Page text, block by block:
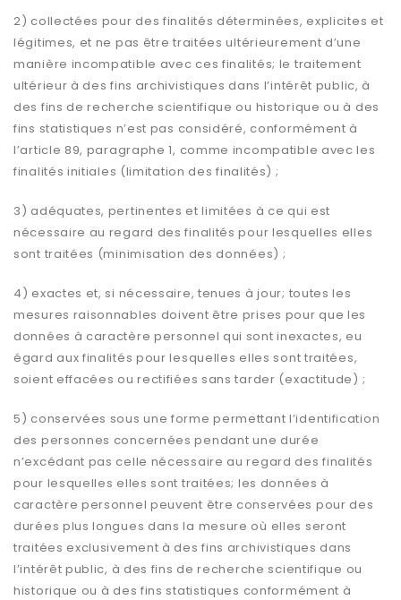
2) collectées pour des finalités déterminées, explicites et
légitimes, et ne pas être traitées ultérieurement d’une
manière incompatible avec ces finalités; le traitement
ultérieur à des fins archivistiques dans l’intérêt public, à
des fins de recherche scientifique ou historique ou à des
fins statistiques n’est pas considéré, conformément à
l’article 89, paragraphe 1, comme incompatible avec les
finalités initiales (limitation des finalités) ;
3) adéquates, pertinentes et limitées à ce qui est
nécessaire au regard des finalités pour lesquelles elles
sont traitées (minimisation des données) ;
4) exactes et, si nécessaire, tenues à jour; toutes les
mesures raisonnables doivent être prises pour que les
données à caractère personnel qui sont inexactes, eu
égard aux finalités pour lesquelles elles sont traitées,
soient effacées ou rectifiées sans tarder (exactitude) ;
5) conservées sous une forme permettant l’identification
des personnes concernées pendant une durée
n’excédant pas celle nécessaire au regard des finalités
pour lesquelles elles sont traitées; les données à
caractère personnel peuvent être conservées pour des
durées plus longues dans la mesure où elles seront
traitées exclusivement à des fins archivistiques dans
l’intérêt public, à des fins de recherche scientifique ou
historique ou à des fins statistiques conformément à